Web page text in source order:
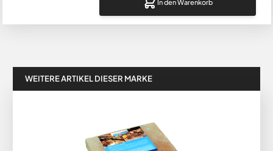
In den Warenkorb
WEITERE ARTIKEL DIESER MARKE